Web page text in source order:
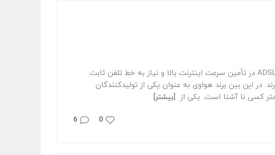
معرفی امکانات مودم همراه Huawei E5577 4G محدودیت‌ مودم‌های ADSL در تأمین سرعت اینترنت بالا و نیاز به خط تلفن ثابت
در این بین برند هواوی به عنوان یکی از تولیدکنندگان
[بیشتر]
0
6